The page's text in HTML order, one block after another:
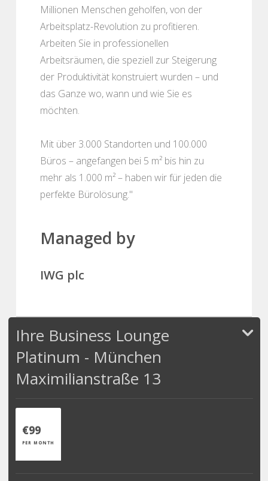
Millionen Menschen geholfen, von der
Arbeitsplatz-Revolution zu profitieren.
Arbeiten Sie in professionellen
Arbeitsräumen, die speziell zur Steigerung
der Produktivität konstruiert wurden – und
das Ganze wo, wann und wie Sie es
möchten.
Mit über 3.000 Standorten und 100.000
Büros – angefangen bei 5 m² bis hin zu
mehr als 1.000 m² – haben wir für jeden die
perfekte Bürolösung."
Managed by
IWG plc
Ihre Business Lounge
Platinum - München
Maximilianstraße 13
€99
PER MONTH